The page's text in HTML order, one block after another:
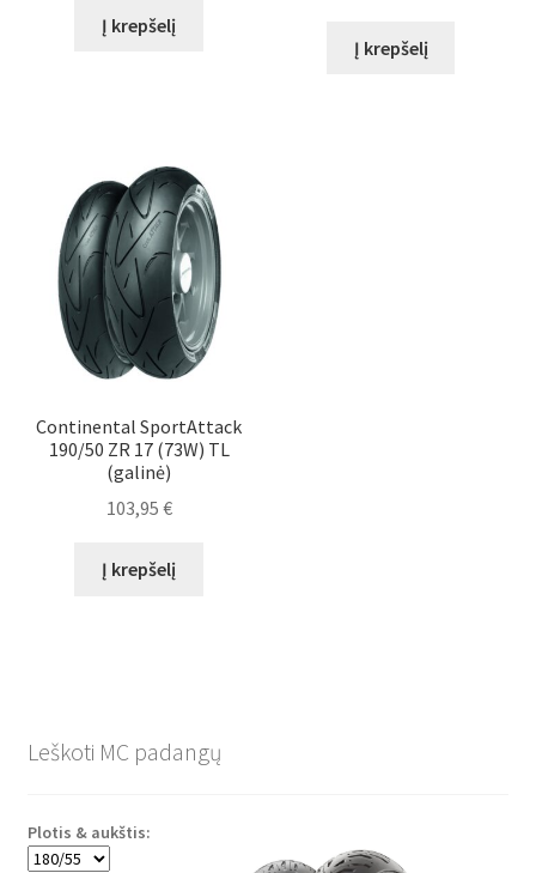
Į krepšelį
Į krepšelį
Continental SportAttack
190/50 ZR 17 (73W) TL
(galinė)
103,95 €
Į krepšelį
Leškoti MC padangų
Plotis & aukštis: